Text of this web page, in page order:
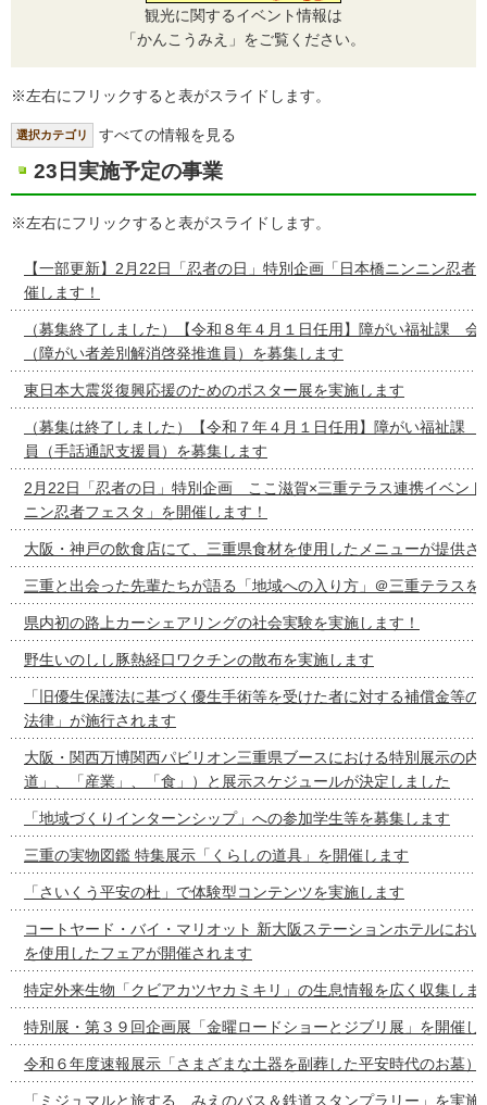
観光に関するイベント情報は
「かんこうみえ」をご覧ください。
※左右にフリックすると表がスライドします。
選択カテゴリ すべての情報を見る
23日実施予定の事業
※左右にフリックすると表がスライドします。
【一部更新】2月22日「忍者の日」特別企画「日本橋ニンニン忍者
催します！
（募集終了しました）【令和８年４月１日任用】障がい福祉課 会
（障がい者差別解消啓発推進員）を募集します
東日本大震災復興応援のためのポスター展を実施します
（募集は終了しました）【令和７年４月１日任用】障がい福祉課
員（手話通訳支援員）を募集します
2月22日「忍者の日」特別企画 ここ滋賀×三重テラス連携イベン
ニン忍者フェスタ」を開催します！
大阪・神戸の飲食店にて、三重県食材を使用したメニューが提供さ
三重と出会った先輩たちが語る「地域への入り方」＠三重テラスを
県内初の路上カーシェアリングの社会実験を実施します！
野生いのしし豚熱経口ワクチンの散布を実施します
「旧優生保護法に基づく優生手術等を受けた者に対する補償金等
法律」が施行されます
大阪・関西万博関西パビリオン三重県ブースにおける特別展示の内
道」、「産業」、「食」）と展示スケジュールが決定しました
「地域づくりインターンシップ」への参加学生等を募集します
三重の実物図鑑 特集展示「くらしの道具」を開催します
「さいくう平安の杜」で体験型コンテンツを実施します
コートヤード・バイ・マリオット 新大阪ステーションホテルにお
を使用したフェアが開催されます
特定外来生物「クビアカツヤカミキリ」の生息情報を広く収集しま
特別展・第３９回企画展「金曜ロードショーとジブリ展」を開催し
令和６年度速報展示「さまざまな土器を副葬した平安時代のお墓）
「ミジュマルと旅する みえのバス＆鉄道スタンプラリー」を実施